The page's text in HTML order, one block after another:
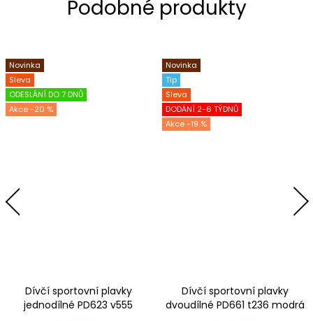
Novinka
Sleva
ODESLÁNÍ DO 7 DNŮ
-20 %
Dívčí sportovní plavky
jednodílné PD623 v555
Novinka
Tip
Sleva
DODÁNÍ 2-6 TÝDNŮ
-19 %
Dívčí sportovní plavky
dvoudílné PD661 t236 modrá